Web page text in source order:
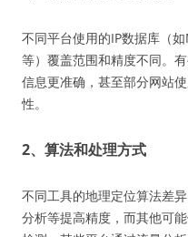
不同平台使用的IP数据库（
等）覆盖范围和精度不同。
信息更准确，甚至部分网站
性。
2、算法和处理方式
不同工具的地理定位算法差
分析等提高精度，而其他可